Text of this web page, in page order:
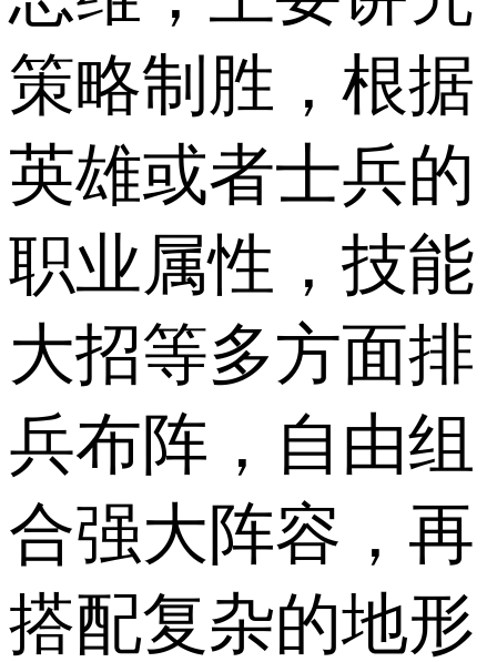
策略制胜，根据
英雄或者士兵的
职业属性，技能
大招等多方面排
兵布阵，自由组
合强大阵容，再
搭配复杂的地形